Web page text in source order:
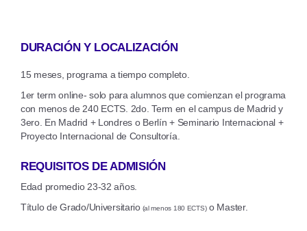
DURACIÓN Y LOCALIZACIÓN
15 meses, programa a tiempo completo.
1er term online- solo para alumnos que comienzan el programa
con menos de 240 ECTS. 2do. Term en el campus de Madrid y
3ero. En Madrid + Londres o Berlín + Seminario Internacional +
Proyecto Internacional de Consultoría.
REQUISITOS DE ADMISIÓN
Edad promedio 23-32 años.
Título de Grado/Universitario(al menos 180 ECTS)o Master.